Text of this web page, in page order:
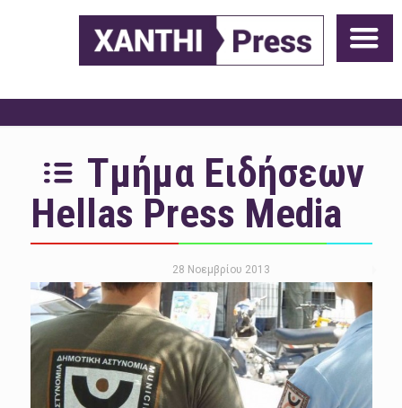
Τμήμα Ειδήσεων
Hellas Press Media
28 Νοεμβρίου 2013